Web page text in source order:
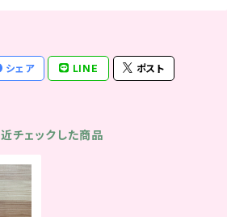
シェア LINE ポスト
チェックした商品